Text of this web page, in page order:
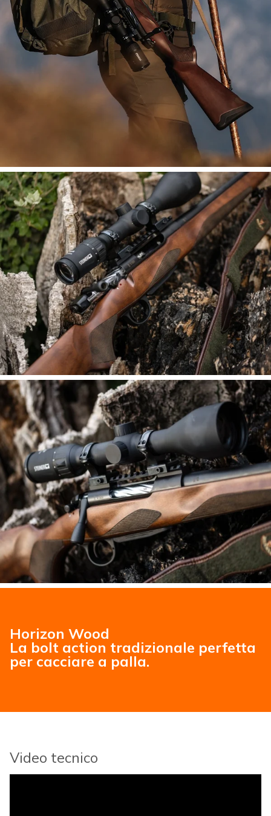
Horizon Wood
La bolt action tradizionale perfetta
per cacciare a palla.
Video tecnico